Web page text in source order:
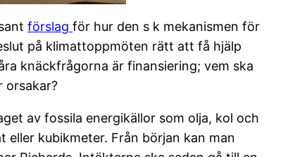
förslag för hur den s k mekanismen för
på klimattoppmöten rätt att få hjälp
knäckfrågorna är finansiering; vem ska
orsakar?
av fossila energikällor som olja, kol och
kubikmeter. Från början kan man